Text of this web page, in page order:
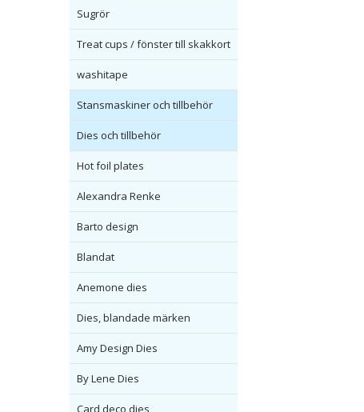
Sugrör
Treat cups / fönster till skakkort
washitape
Stansmaskiner och tillbehör
Dies och tillbehör
Hot foil plates
Alexandra Renke
Barto design
Blandat
Anemone dies
Dies, blandade märken
Amy Design Dies
By Lene Dies
Card deco dies